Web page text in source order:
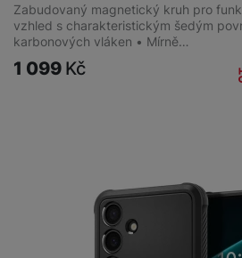
Zabudovaný magnetický kruh pro
vzhled s charakteristickým šedým
karbonových vláken • Mírně…
1 099 Kč